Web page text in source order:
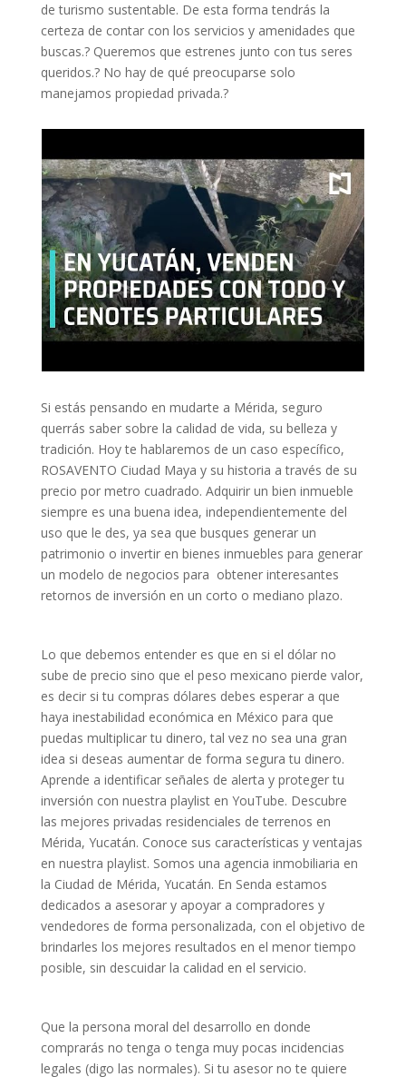
de turismo sustentable. De esta forma tendrás la
certeza de contar con los servicios y amenidades que
buscas.? Queremos que estrenes junto con tus seres
queridos.? No hay de qué preocuparse solo
manejamos propiedad privada.?
Si estás pensando en mudarte a Mérida, seguro
querrás saber sobre la calidad de vida, su belleza y
tradición. Hoy te hablaremos de un caso específico,
ROSAVENTO Ciudad Maya y su historia a través de su
precio por metro cuadrado. Adquirir un bien inmueble
siempre es una buena idea, independientemente del
uso que le des, ya sea que busques generar un
patrimonio o invertir en bienes inmuebles para generar
un modelo de negocios para obtener interesantes
retornos de inversión en un corto o mediano plazo.
Lo que debemos entender es que en si el dólar no
sube de precio sino que el peso mexicano pierde valor,
es decir si tu compras dólares debes esperar a que
haya inestabilidad económica en México para que
puedas multiplicar tu dinero, tal vez no sea una gran
idea si deseas aumentar de forma segura tu dinero.
Aprende a identificar señales de alerta y proteger tu
inversión con nuestra playlist en YouTube. Descubre
las mejores privadas residenciales de terrenos en
Mérida, Yucatán. Conoce sus características y ventajas
en nuestra playlist. Somos una agencia inmobiliaria en
la Ciudad de Mérida, Yucatán. En Senda estamos
dedicados a asesorar y apoyar a compradores y
vendedores de forma personalizada, con el objetivo de
brindarles los mejores resultados en el menor tiempo
posible, sin descuidar la calidad en el servicio.
Que la persona moral del desarrollo en donde
comprarás no tenga o tenga muy pocas incidencias
legales (digo las normales). Si tu asesor no te quiere